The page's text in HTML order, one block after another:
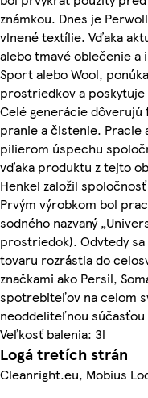
známkou. Dnes je
vlnené textílie. Vďaka
alebo tmavé oblečenie a
Sport alebo Wool,
prostriedkov a
Celé generácie
pranie a čistenie. Pracie
pilierom úspechu
vďaka produktu z tejto
Henkel založil
Prvým výrobkom bol
sodného nazvaný
prostriedok). Odvtedy
tovaru rozrástla do
značkami ako Persil,
spotrebiteľov na celom
neoddeliteľnou
Veľkosť balenia: 3l
Logá tretích strán
Cleanright.eu, Mobius